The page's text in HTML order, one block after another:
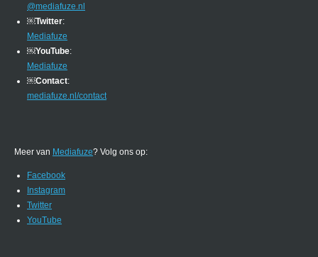
@mediafuze.nl
￼Twitter:
Mediafuze
￼YouTube:
Mediafuze
￼Contact:
mediafuze.nl/contact
Meer van Mediafuze? Volg ons op:
Facebook
Instagram
Twitter
YouTube